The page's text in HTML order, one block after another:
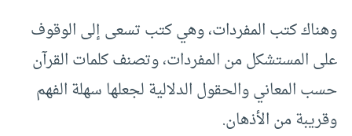
وهناك كتب المفردات، وهي كتب تسعى إلى الوقوف
على المستشكل من المفردات، وتصنف كلمات القرآن
حسب المعاني والحقول الدلالية لجعلها سهلة الفهم
وقريبة من الأذهان.